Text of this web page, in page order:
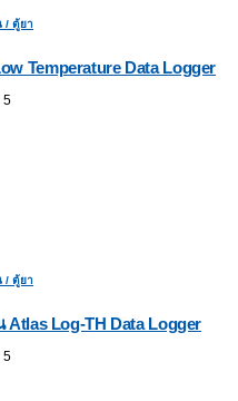
/ ตู้ยา
Temperature Data Logger
5
/ ตู้ยา
Log-TH Data Logger
5